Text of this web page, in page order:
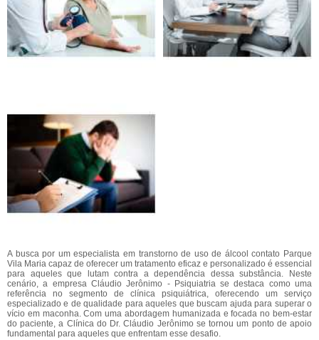
A busca por um especialista em transtorno de uso de álcool contato Parque
Vila Maria capaz de oferecer um tratamento eficaz e personalizado é essencial
para aqueles que lutam contra a dependência dessa substância. Neste
cenário, a empresa Cláudio Jerônimo - Psiquiatria se destaca como uma
referência no segmento de clínica psiquiátrica, oferecendo um serviço
especializado e de qualidade para aqueles que buscam ajuda para superar o
vício em maconha. Com uma abordagem humanizada e focada no bem-estar
do paciente, a Clínica do Dr. Cláudio Jerônimo se tornou um ponto de apoio
fundamental para aqueles que enfrentam esse desafio.